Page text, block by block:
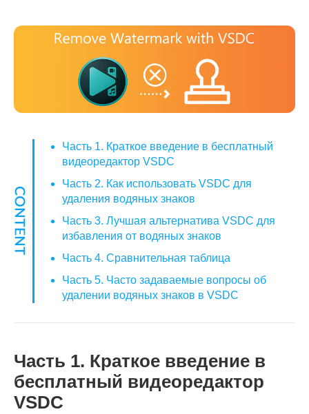
Часть 1. Краткое введение в бесплатный
видеоредактор VSDC
Часть 2. Как использовать VSDC для
удаления водяных знаков
Часть 3. Лучшая альтернатива VSDC для
избавления от водяных знаков
Часть 4. Сравнительная таблица
Часть 5. Часто задаваемые вопросы об
удалении водяных знаков в VSDC
Часть 1. Краткое введение в
бесплатный видеоредактор
VSDC